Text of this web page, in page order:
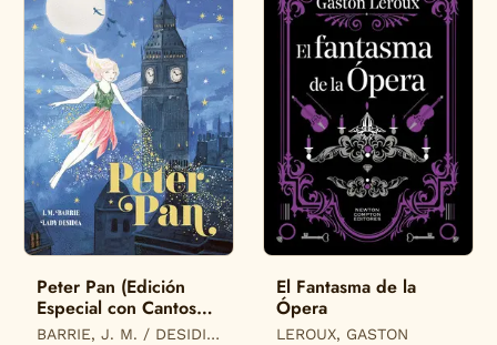
Peter Pan (Edición
Especial con Cantos
Tintados)
BARRIE, J. M. / DESIDIA,
El Fantasma de la
Ópera
LEROUX, GASTON